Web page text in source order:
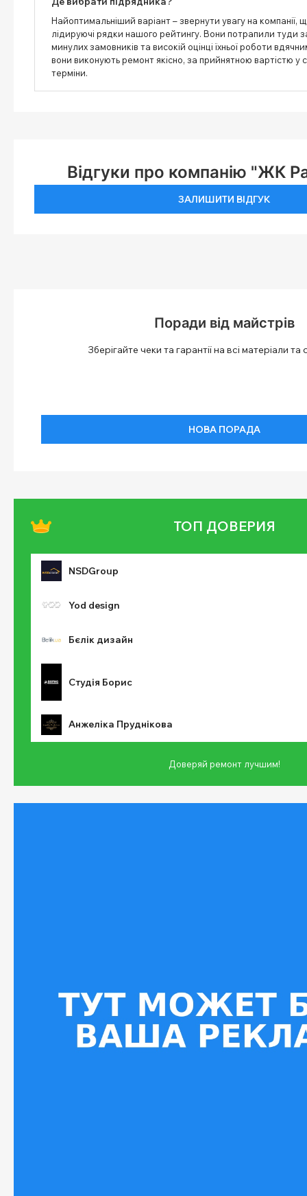
Найоптимальніший варіант – звернути увагу на компанії,
лідируючі рядки нашого рейтингу. Вони потрапили туди
минулих замовників та високій оцінці їхньої роботи
вони виконують ремонт якісно, ​​за прийнятною вартістю у
терміни.
Відгуки про компанію "ЖК
ЗАЛИШИТИ ВІДГУК
Поради від майстрів
Зберігайте чеки та гарантії на всі матеріали
НОВА ПОРАДА
ТОП ДОВЕРИЯ
NSDGroup
Yod design
Бєлік дизайн
Студія Борис
Анжеліка Пруднікова
Доверяй ремонт лучшим!